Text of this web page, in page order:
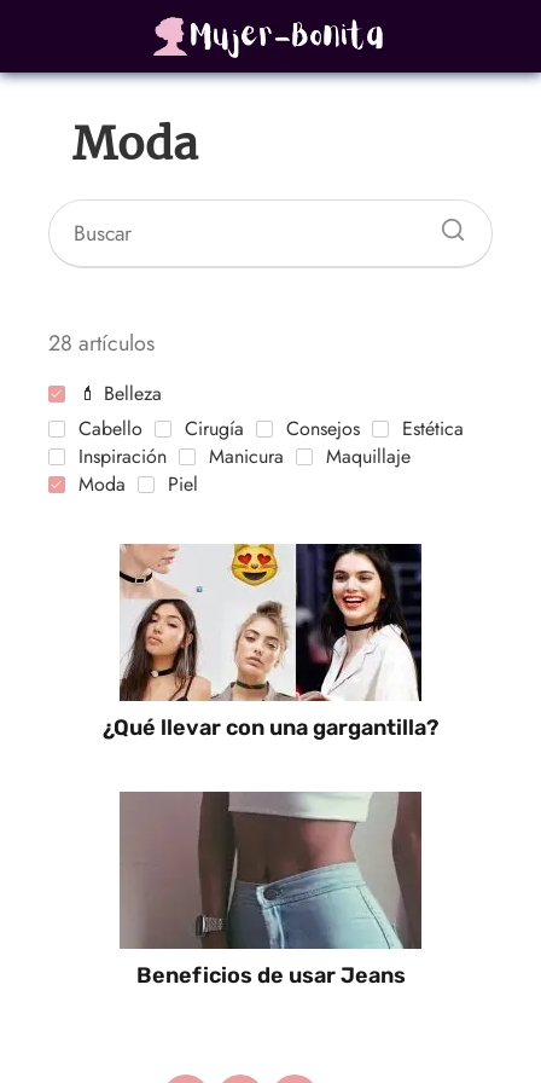
Moda
28 artículos
💄 Belleza
Cabello
Cirugía Consejos
Estética
Inspiración
Manicura
Maquillaje
Moda
Piel
¿Qué llevar con una gargantilla?
Beneficios de usar Jeans